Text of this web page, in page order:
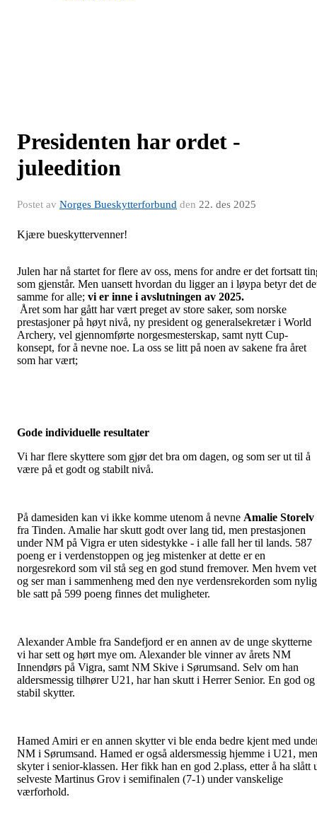
Presidenten har ordet -
juleedition
Postet av Norges Bueskytterforbund den 22. des 2025
Kjære bueskyttervenner!
Julen har nå startet for flere av oss, mens for andre er det fortsatt
som gjenstår. Men uansett hvordan du ligger an i løypa betyr det
samme for alle; vi er inne i avslutningen av 2025.
Året som har gått har vært preget av store saker, som norske
prestasjoner på høyt nivå, ny president og generalsekretær i World
Archery, vel gjennomførte norgesmesterskap, samt nytt Cup-
konsept, for å nevne noe. La oss se litt på noen av sakene fra året
som har vært;
Gode individuelle resultater
Vi har flere skyttere som gjør det bra om dagen, og som ser ut til å
være på et godt og stabilt nivå.
På damesiden kan vi ikke komme utenom å nevne Amalie Storelv
fra Tinden. Amalie har skutt godt over lang tid, men prestasjonen
under NM på Vigra er uten sidestykke - i alle fall her til lands. 587
poeng er i verdenstoppen og jeg mistenker at dette er en
norgesrekord som vil stå seg en god stund fremover. Men hvem
og ser man i sammenheng med den nye verdensrekorden som nylig
ble satt på 599 poeng finnes det muligheter.
Alexander Amble fra Sandefjord er en annen av de unge skytterne
vi har sett og hørt mye om. Alexander ble vinner av årets NM
Innendørs på Vigra, samt NM Skive i Sørumsand. Selv om han
aldersmessig tilhører U21, har han skutt i Herrer Senior. En god og
stabil skytter.
Hamed Amiri er en annen skytter vi ble enda bedre kjent med
NM i Sørumsand. Hamed er også aldersmessig hjemme i U21, men
skyter i senior-klassen. Her fikk han en god 2.plass, etter å ha slått
selveste Martinus Grov i semifinalen (7-1) under vanskelige
værforhold.